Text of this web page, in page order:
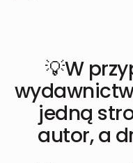
💡W
jedną
autor, a